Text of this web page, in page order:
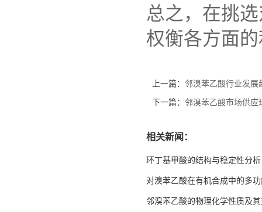
总之，在挑
权衡各方面
上一篇： 邻溴苯乙酸行业发展
下一篇： 邻溴苯乙酸市场供应
相关新闻：
环丁基甲酸的结构与稳定性分析
对溴苯乙酸在有机合成中的多
邻溴苯乙酸的物理化学性质及